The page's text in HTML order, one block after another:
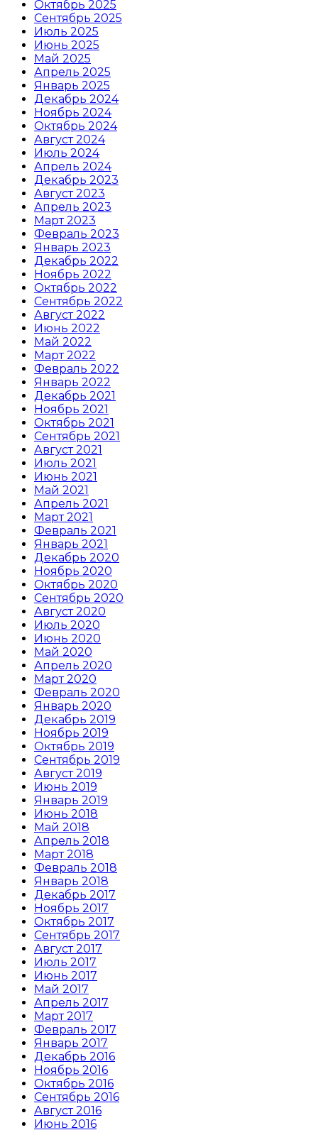
Октябрь 2025
Сентябрь 2025
Июль 2025
Июнь 2025
Май 2025
Апрель 2025
Январь 2025
Декабрь 2024
Ноябрь 2024
Октябрь 2024
Август 2024
Июль 2024
Апрель 2024
Декабрь 2023
Август 2023
Апрель 2023
Март 2023
Февраль 2023
Январь 2023
Декабрь 2022
Ноябрь 2022
Октябрь 2022
Сентябрь 2022
Август 2022
Июнь 2022
Май 2022
Март 2022
Февраль 2022
Январь 2022
Декабрь 2021
Ноябрь 2021
Октябрь 2021
Сентябрь 2021
Август 2021
Июль 2021
Июнь 2021
Май 2021
Апрель 2021
Март 2021
Февраль 2021
Январь 2021
Декабрь 2020
Ноябрь 2020
Октябрь 2020
Сентябрь 2020
Август 2020
Июль 2020
Июнь 2020
Май 2020
Апрель 2020
Март 2020
Февраль 2020
Январь 2020
Декабрь 2019
Ноябрь 2019
Октябрь 2019
Сентябрь 2019
Август 2019
Июнь 2019
Январь 2019
Июнь 2018
Май 2018
Апрель 2018
Март 2018
Февраль 2018
Январь 2018
Декабрь 2017
Ноябрь 2017
Октябрь 2017
Сентябрь 2017
Август 2017
Июль 2017
Июнь 2017
Май 2017
Апрель 2017
Март 2017
Февраль 2017
Январь 2017
Декабрь 2016
Ноябрь 2016
Октябрь 2016
Сентябрь 2016
Август 2016
Июнь 2016